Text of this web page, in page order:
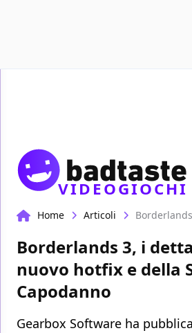
VIDEOGIOCHI
Home Articoli
Borderlands 3, i
nuovo hotfix e della
Capodanno
Gearbox Software ha